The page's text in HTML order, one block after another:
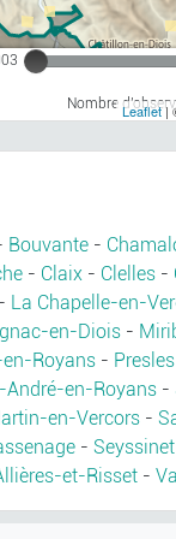
NombreLeaflet|
Bouvante -
- Claix - Clelles -
- La Chapelle-en-
en-Diois -
Royans - Presles
André-en-Royans -
en-Vercors -
-
et-Risset -